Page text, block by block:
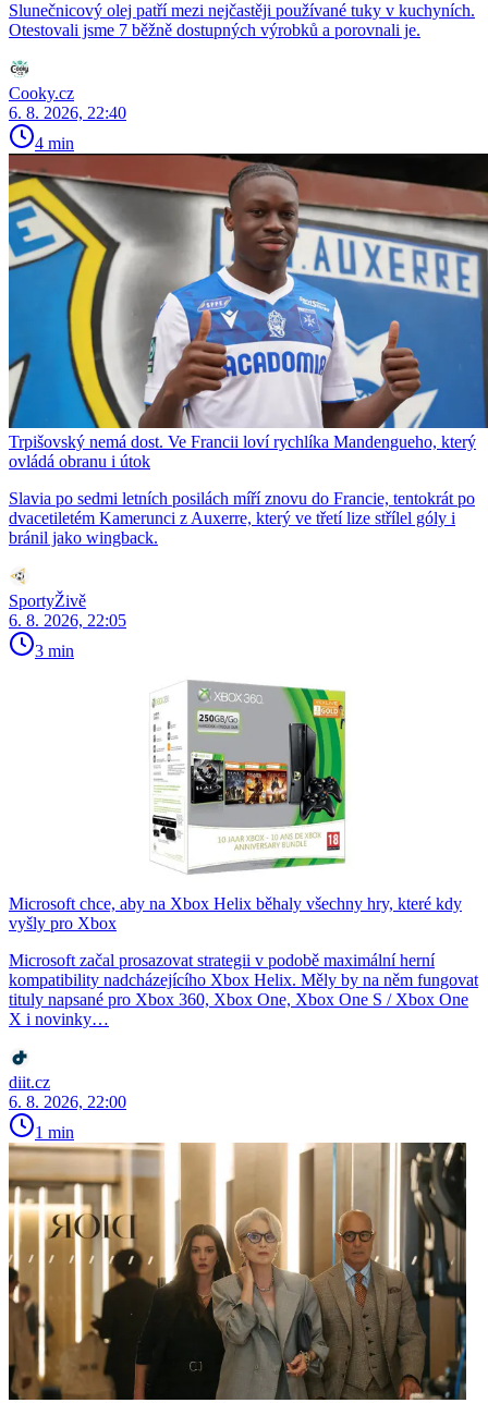
Slunečnicový olej patří mezi nejčastěji používané tuky v kuchyních.
Otestovali jsme 7 běžně dostupných výrobků a porovnali je.
Cooky.cz
6. 8. 2026, 22:40
4 min
Trpišovský nemá dost. Ve Francii loví rychlíka Mandengueho, který
ovládá obranu i útok
Slavia po sedmi letních posilách míří znovu do Francie, tentokrát po
dvacetiletém Kamerunci z Auxerre, který ve třetí lize střílel góly i
bránil jako wingback.
SportyŽivě
6. 8. 2026, 22:05
3 min
Microsoft chce, aby na Xbox Helix běhaly všechny hry, které kdy
vyšly pro Xbox
Microsoft začal prosazovat strategii v podobě maximální herní
kompatibility nadcházejícího Xbox Helix. Měly by na něm fungovat
tituly napsané pro Xbox 360, Xbox One, Xbox One S / Xbox One
X i novinky…
diit.cz
6. 8. 2026, 22:00
1 min